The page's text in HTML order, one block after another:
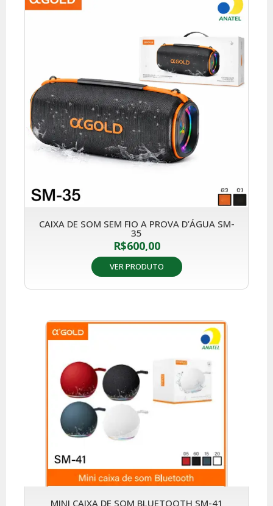
CAIXA DE SOM SEM FIO A PROVA D’ÁGUA SM-
35
R$600,00
VER PRODUTO
MINI CAIXA DE SOM BLUETOOTH SM-41